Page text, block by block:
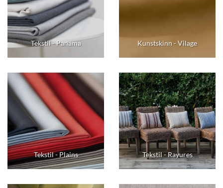
Tekstil - Panama Kunstskinn - Vilage
Tekstil - Plains Tekstil - Rayures